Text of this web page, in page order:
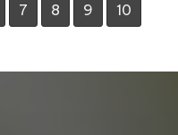
7 8 9 10